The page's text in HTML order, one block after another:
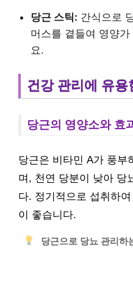
당근 스틱: 간식으로
머스를 곁들여 영양
요.
건강 관리에 유용
당근의 영양소와 효
당근은 비타민 A가 풍부
며, 천연 당분이 낮아 당
다. 정기적으로 섭취하
이 좋습니다.
당근으로 당뇨 관리하